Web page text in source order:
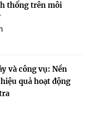
thống trên môi
và công vụ: Nền
quả hoạt động